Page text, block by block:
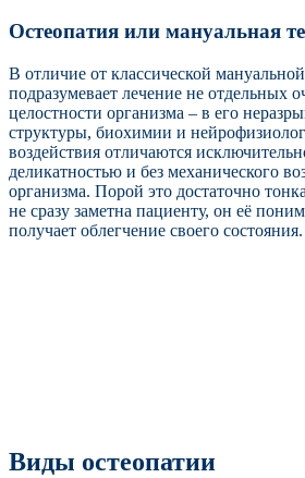
Остеопатия или мануальная
В отличие от классической
подразумевает лечение не отдельных
целостности организма – в его
структуры, биохимии и
воздействия отличаются
деликатностью и без механического
организма. Порой это достаточно
не сразу заметна пациенту, он её
получает облегчение своего состояния.
Виды остеопатии